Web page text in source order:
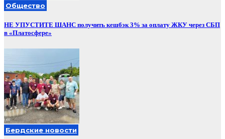
Общество
НЕ УПУСТИТЕ ШАНС получить кешбэк 3% за оплату ЖКУ через СБП
в «Платосфере»
Бердские новости